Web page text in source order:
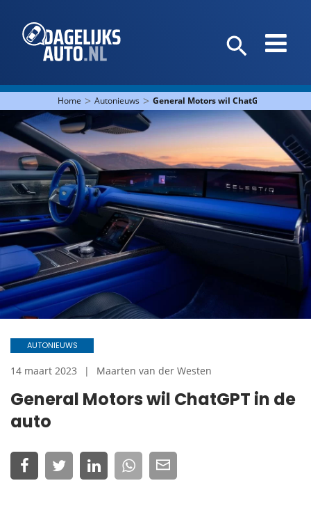
Home > Autonieuws > General Motors wil ChatGPT in de
General Motors wil ChatGPT in de
auto
AUTONIEUWS
14 maart 2023 Maarten van der Westen